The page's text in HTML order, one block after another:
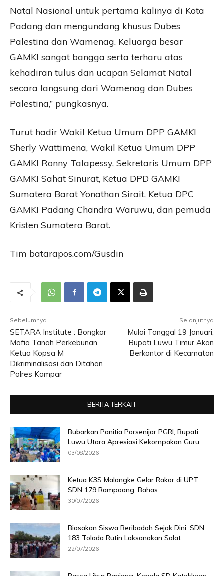
Natal Nasional untuk pertama kalinya di Kota
Padang dan mengundang khusus Dubes
Palestina dan Wamenag. Keluarga besar
GAMKI sangat bangga serta terharu atas
kehadiran tulus dan ucapan Selamat Natal
secara langsung dari Wamenag dan Dubes
Palestina,” pungkasnya.
Turut hadir Wakil Ketua Umum DPP GAMKI
Sherly Wattimena, Wakil Ketua Umum DPP
GAMKI Ronny Talapessy, Sekretaris Umum DPP
GAMKI Sahat Sinurat, Ketua DPD GAMKI
Sumatera Barat Yonathan Sirait, Ketua DPC
GAMKI Padang Chandra Waruwu, dan pemuda
Kristen Sumatera Barat.
Tim batarapos.com/Gusdin
Sebelumnya
SETARA Institute : Bongkar
Mafia Tanah Perkebunan,
Ketua Kopsa M
Dikriminalisasi dan Ditahan
Polres Kampar
Selanjutnya
Mulai Tanggal 19 Januari,
Bupati Luwu Timur Akan
Berkantor di Kecamatan
BERITA TERKAIT
Bubarkan Panitia Porsenijar PGRI, Bupati
Luwu Utara Apresiasi Kekompakan Guru
03/08/2026
Ketua K3S Malangke Gelar Rakor di UPT
SDN 179 Rampoang, Bahas...
30/07/2026
Biasakan Siswa Beribadah Sejak Dini, SDN
183 Tolada Rutin Laksanakan Salat...
22/07/2026